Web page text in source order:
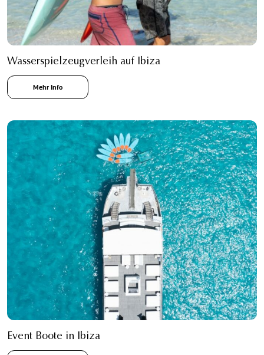
Wasserspielzeugverleih auf Ibiza
Mehr Info
Event Boote in Ibiza